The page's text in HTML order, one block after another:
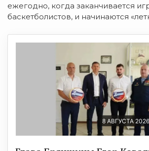
ежегодно, когда заканчивается
баскетболистов, и начинаются
8 АВГУСТА